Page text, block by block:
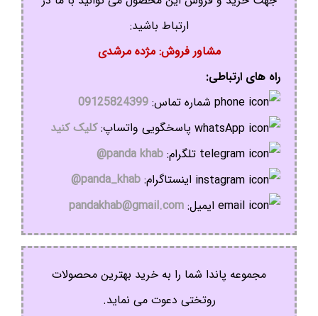
ارتباط باشید:
مشاور فروش: مژده مرشدی
راه های ارتباطی:
شماره تماس: 09125824399
پاسخگویی واتساپ:کلیک کنید
تلگرام: panda khab@
اینستاگرام: panda_khab@
ایمیل: pandakhab@gmail.com
مجموعه پاندا شما را به خرید بهترین محصولات
روتختی دعوت می نماید.